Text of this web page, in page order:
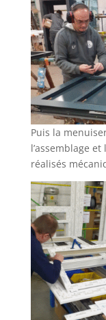
Puis la
l’assemblage
réalisés